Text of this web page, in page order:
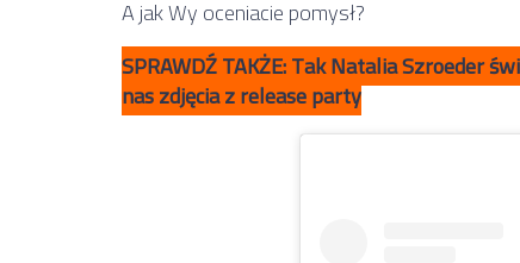
A jak Wy oceniacie pomysł?
SPRAWDŹ TAKŻE: Tak Natalia Szroeder
nas zdjęcia z release party